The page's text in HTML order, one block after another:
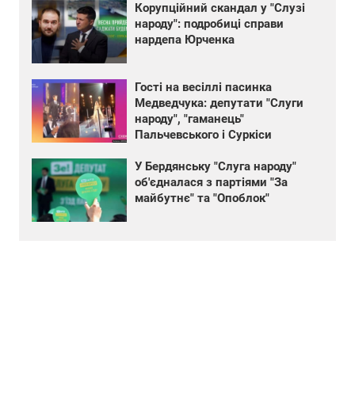
Корупційний скандал у "Слузі
народу": подробиці справи
нардепа Юрченка
Гості на весіллі пасинка
Медведчука: депутати "Слуги
народу", "гаманець"
Пальчевського і Суркіси
У Бердянську "Слуга народу"
об'єдналася з партіями "За
майбутнє" та "Опоблок"